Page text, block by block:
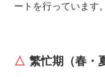
ートを行っています。
繁忙期（春・